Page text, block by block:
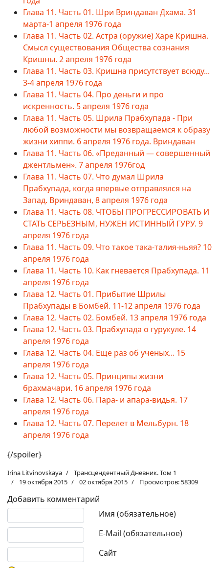
Глава 11. Часть 01. Шри Вриндаван Дхама. 31
марта-1 апреля 1976 года
Глава 11. Часть 02. Астра (оружие) Харе Кришна.
Смысл существования Общества сознания
Кришны. 2 апреля 1976 года
Глава 11. Часть 03. Кришна присутствует всюду...
3-4 апреля 1976 года
Глава 11. Часть 04. Про деньги и про
искренность. 5 апреля 1976 года
Глава 11. Часть 05. Шрила Прабхупада - При
любой возможности мы возвращаемся к образу
жизни хиппи. 6 апреля 1976 года. Вриндаван
Глава 11. Часть 06. «Преданный — совершенный
джентльмен». 7 апреля 1976год
Глава 11. Часть 07. Что думал Шрила
Прабхупада, когда впервые отправлялся на
Запад. Вриндаван, 8 апреля 1976 года
Глава 11. Часть 08. ЧТОБЫ ПРОГРЕССИРОВАТЬ И
СТАТЬ СЕРЬЕЗНЫМ, НУЖЕН ИСТИННЫЙ ГУРУ. 9
апреля 1976 года
Глава 11. Часть 09. Что такое така-талия-ньяя? 10
апреля 1976 года
Глава 11. Часть 10. Как гневается Прабхупада. 11
апреля 1976 года
Глава 12. Часть 01. Прибытие Шрилы
Прабхупады в Бомбей. 11-12 апреля 1976 года
Глава 12. Часть 02. Бомбей. 13 апреля 1976 года
Глава 12. Часть 03. Прабхупада о гурукуле. 14
апреля 1976 года
Глава 12. Часть 04. Еще раз об ученых... 15
апреля 1976 года
Глава 12. Часть 05. Принципы жизни
брахмачари. 16 апреля 1976 года
Глава 12. Часть 06. Пара- и апара-видья. 17
апреля 1976 года
Глава 12. Часть 07. Перелет в Мельбурн. 18
апреля 1976 года
{/spoiler}
Irina Litvinovskaya
Трансцендентный Дневник. Том 1
19 октября 2015
02 октября 2015 Просмотров: 58309
Добавить комментарий
Имя (обязательное)
E-Mail (обязательное)
Сайт